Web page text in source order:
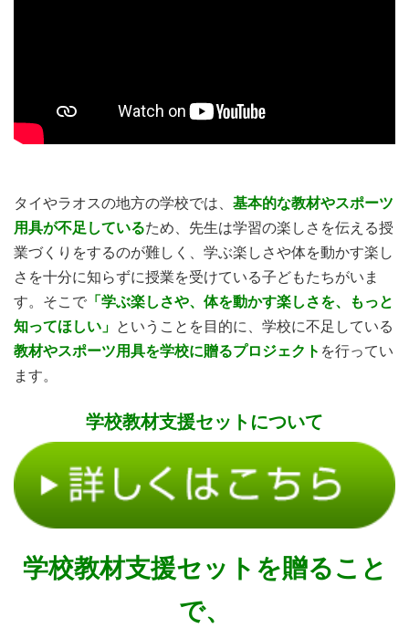
タイやラオスの地方の学校では、 基本的な教材やスポーツ
用具が不足しているため、先生は学習の楽しさを伝える授
業づくりをするのが難しく、 学ぶ楽しさや体を動かす楽し
さを十分に知らずに授業を受けている子どもたちがいま
す。そこで 「学ぶ楽しさや、体を動かす楽しさを、もっと
知ってほしい」 ということを目的に、学校に不足している
教材やスポーツ用具を学校に贈るプロジェクト を行ってい
ます。
学校教材支援セットについて
学校教材支援セットを贈ること
で、